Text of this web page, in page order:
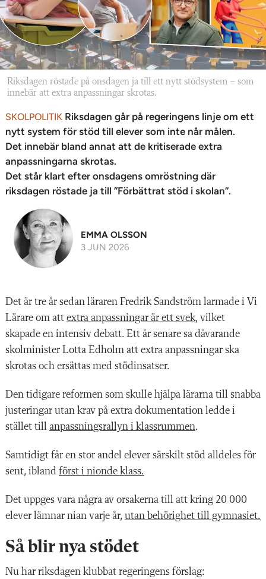
Riksdagen röstade på onsdagen ja till ett nytt stödsystem – som
innebär att extra anpassningar skrotas.
SKOLPOLITIK Riksdagen går på regeringens linje om ett
nytt system för stöd till elever som inte når målen.
Det innebär bland annat att de kritiserade extra
anpassningarna skrotas.
Det står klart efter onsdagens omröstning där
riksdagen röstade ja till ”Förbättrat stöd i skolan”.
EMMA OLSSON
3 JUN 2026
Det är tre år sedan läraren Fredrik Sandström larmade i Vi
Lärare om att extra anpassningar är ett svek, vilket
skapade en intensiv debatt. Ett år senare sa dåvarande
skolminister Lotta Edholm att extra anpassningar ska
skrotas och ersättas med stödinsatser.
Den tidigare reformen som skulle hjälpa lärarna till snabba
justeringar utan krav på extra dokumentation ledde i
stället till anpassningsrallyn i klassrummen.
Samtidigt får en stor andel elever särskilt stöd alldeles för
sent, ibland först i nionde klass.
Det uppges vara några av orsakerna till att kring 20 000
elever lämnar nian varje år, utan behörighet till gymnasiet.
Så blir nya stödet
Nu har riksdagen klubbat regeringens förslag: